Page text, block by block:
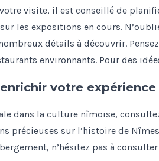
visite, il est conseillé de
les expositions en cours.
détails à découvrir.
environnants. Pour des
votre expérience
dans la culture nîmoise,
précieuses sur l’histoire de
n’hésitez pas à consulter